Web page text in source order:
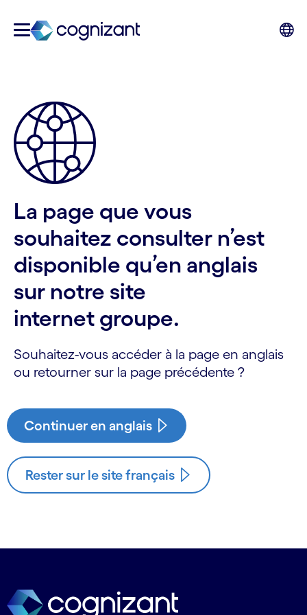
La page que vous
souhaitez consulter n’est
disponible qu’en anglais
sur notre site
internet groupe.
Souhaitez-vous accéder à la page en anglais
ou retourner sur la page précédente ?
Continuer en anglais
Rester sur le site français